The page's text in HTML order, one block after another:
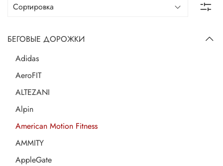
БЕГОВЫЕ ДОРОЖКИ
Adidas
AeroFIT
ALTEZANI
Alpin
American Motion Fitness
AMMITY
AppleGate